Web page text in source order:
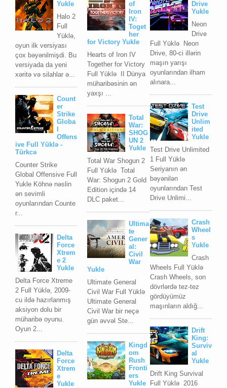
Yukle
Halo 2
Full
Yüklə,
oyun ilk versiyası
çox bəyənilmişdi. Bu
versiyada da yeni
xəritə və silahlar ə...
Count
er
Strike
Globa
Offens
ive Full Yüklə -
Türkcə
Counter Strike
Global Offensive Full
Yukle Köhnə nəslin
ən sevimli
oyunlarından Counte
r...
Delta
Force
Xtrem
e 2
Yukle
Delta Force Xtreme
2 Full Yüklə, 2009-
cu ildə hazırlanmış
aksiyon dolu bir
müharibə oyunu.
Oyun 2...
Delta
Force
Xtrem
e
Yukle
Drive
Yukle
Neon
Drive
Full Yüklə Neon
Drive, 80-ci illərin
maşın yarışı
oyunlarından ilham
alınara...
Test
Drive
Unlim
ited
Yukle
Test Drive Unlimited
1 Full Yüklə
Seriyanın ən
bəyənilən
oyunlarından Test
Drive Unlimi...
Crash
Wheel
s
Yukle
Crash
Wheels Full Yüklə
Crash Wheels, son
dövrlərdə tez-tez
gördüyümüz
maşınların aldığ...
Drift
King:
Surviv
al
Yukle
Drift King Survival
Full Yüklə 2016
of
Iron
IV:
Toget
her
for Victory Yukle
Hearts of Iron IV
Together for Victory
Full Yüklə II Dünya
müharibəsinin ən
yaxşı ...
Total
War:
SHOG
UN 2
Yukle
Total War Shogun 2
Full Yüklə Total
War: Shogun 2 Gold
Edition içində 14
DLC paket...
Ultima
te
Gener
al:
Civil
War
Yukle
Ultimate General
Civil War Full Yüklə
Ultimate General
Civil War bir neçə
gün əvvəl Ste...
Kingd
om
Rush
Fronti
ers
Yukle